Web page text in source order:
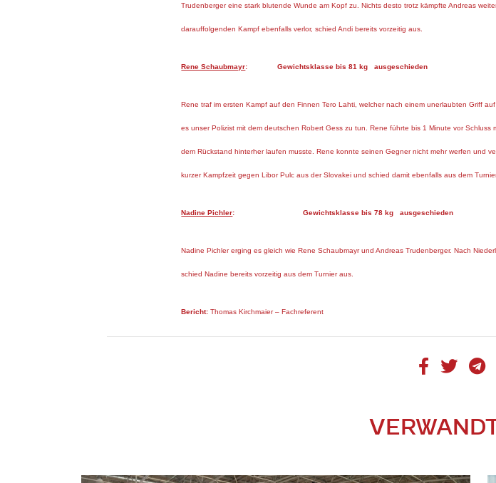
Trudenberger eine stark blutende Wunde am Kopf zu. Nichts desto trotz kämpfte Andreas
darauffolgenden Kampf ebenfalls verlor, schied Andi bereits vorzeitig aus.
Rene Schaubmayr: Gewichtsklasse bis 81 kg ausgeschieden
Rene traf im ersten Kampf auf den Finnen Tero Lahti, welcher nach einem unerlaubten Griff
es unser Polizist mit dem deutschen Robert Gess zu tun. Rene führte bis 1 Minute vor
dem Rückstand hinterher laufen musste. Rene konnte seinen Gegner nicht mehr werfen und
kurzer Kampfzeit gegen Libor Pulc aus der Slovakei und schied damit ebenfalls aus dem
Nadine Pichler: Gewichtsklasse bis 78 kg ausgeschieden
Nadine Pichler erging es gleich wie Rene Schaubmayr und Andreas Trudenberger. Nach
schied Nadine bereits vorzeitig aus dem Turnier aus.
Bericht: Thomas Kirchmaier – Fachreferent